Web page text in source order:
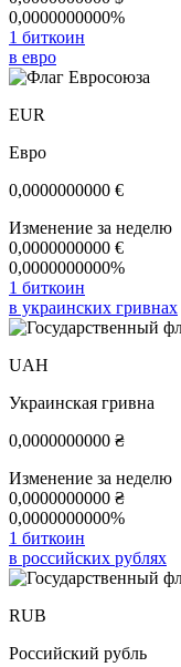
0,0000000000%
1 биткоин
в евро
EUR
Евро
0,0000000000 €
Изменение за неделю
0,0000000000 €
0,0000000000%
1 биткоин
в украинских гривнах
UAH
Украинская гривна
0,0000000000 ₴
Изменение за неделю
0,0000000000 ₴
0,0000000000%
1 биткоин
в российских рублях
RUB
Российский рубль